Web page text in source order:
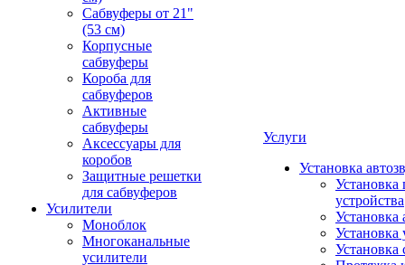
Сабвуферы от 21"
(53 см)
Корпусные
сабвуферы
Короба для
сабвуферов
Активные
сабвуферы
Аксессуары для
коробов
Защитные решетки
для сабвуферов
Усилители
Моноблок
Многоканальные
усилители
Услуги
Установка
Установка
устройства
Установка
Установка
Установка